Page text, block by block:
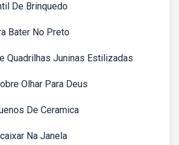
De Brinquedo
Bater No Preto
Quadrilhas Juninas Estilizadas
Olhar Para Deus
De Ceramica
Na Janela